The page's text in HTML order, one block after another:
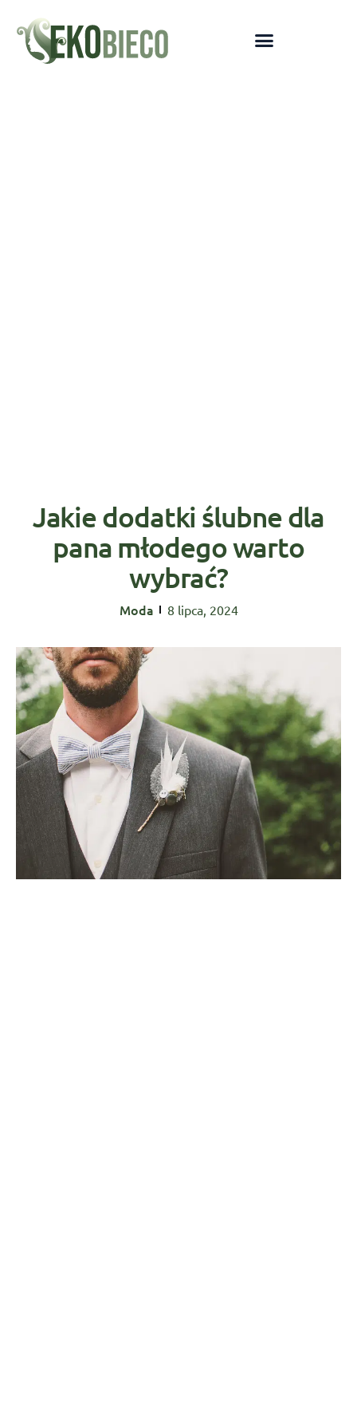
Jakie dodatki ślubne dla
pana młodego warto
wybrać?
Moda 8 lipca, 2024